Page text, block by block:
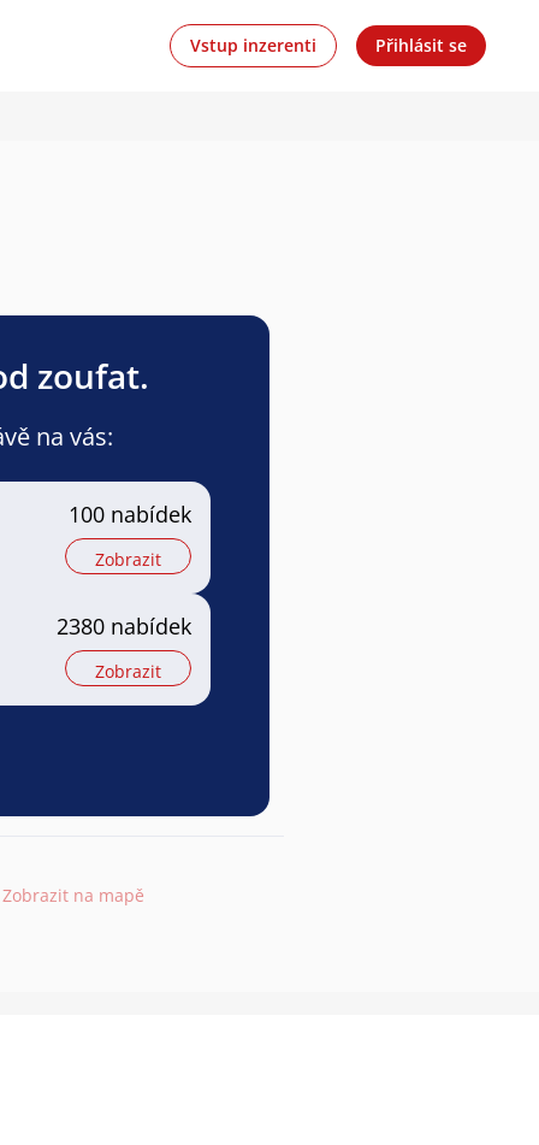
Vstup inzerenti Přihlásit se
zoufat.
na vás:
100 nabídek
Zobrazit
2380 nabídek
Zobrazit
Zobrazit na mapě